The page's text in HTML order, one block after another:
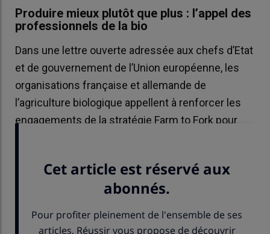
Produire mieux plutôt que plus : l’appel des
professionnels de la bio
Dans une lettre ouverte adressée aux chefs d’Etat
et de gouvernement de l’Union européenne, les
organisations française et allemande de
l’agriculture biologique appellent à renforcer les
engagements de la stratégie Farm to Fork pour